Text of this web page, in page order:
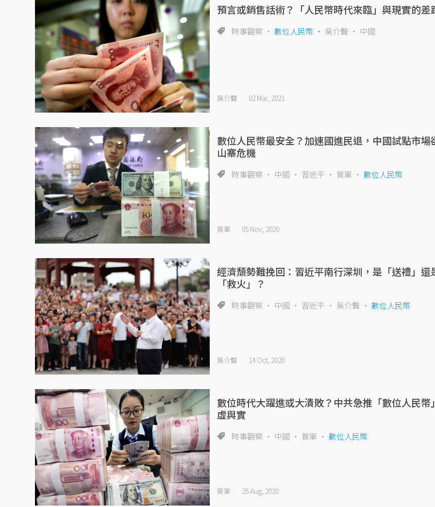
預言或銷售話術？「人民幣時代來臨」與現實的差
時事觀察 數位人民幣 吳介聲 中國
吳介聲 02 Mar, 2021
數位人民幣最安全？加速國進民退，中國試點市場
山寨危機
時事觀察 中國 習近平 賀軍 數位人民幣
賀軍 05 Nov, 2020
經濟頹勢難挽回：習近平南行深圳，是「送禮」還
「救火」？
時事觀察 中國 習近平 吳介聲 數位人民幣
吳介聲 14 Oct, 2020
數位時代大躍進或大潰敗？中共急推「數位人民幣
虛與實
時事觀察 中國 賀軍 數位人民幣
賀軍 25 Aug, 2020